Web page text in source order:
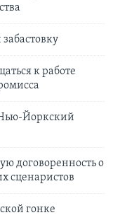
к работе
Йоркский
договоренность о
сценаристов
гонке